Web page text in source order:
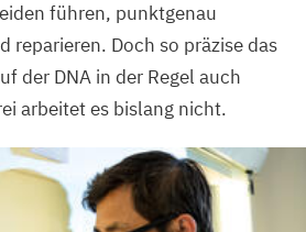
führen, punktgenau
reparieren. Doch so präzise das
der DNA in der Regel auch
arbeitet es bislang nicht.